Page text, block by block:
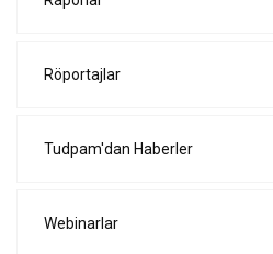
Röportajlar
Tudpam'dan Haberler
Webinarlar